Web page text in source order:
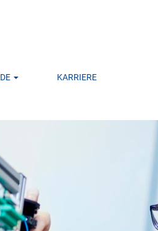
KARRIERE